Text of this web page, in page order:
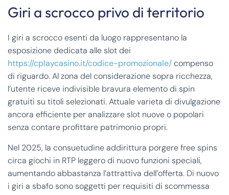
Giri a scrocco privo di territorio
I giri a scrocco esenti da luogo rappresentano la
esposizione dedicata alle slot dei
https://cplaycasino.it/codice-promozionale/compenso
di riguardo. Al zona del considerazione sopra ricchezza,
l’utente riceve indivisible bravura elemento di spin
gratuiti su titoli selezionati. Attuale varieta di divulgazione
ancora efficiente per analizzare slot nuove o popolari
senza contare profittare patrimonio propri.
Nel 2025, la consuetudine addirittura porgere free spins
circa giochi in RTP leggero di nuovo funzioni speciali,
aumentando abbastanza l’attrattiva dell’offerta. Di nuovo
i giri a sbafo sono soggetti per requisiti di scommessa